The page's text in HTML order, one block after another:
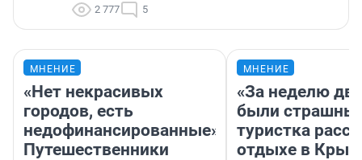
2 777 5
МНЕНИЕ
«Нет некрасивых
городов, есть
недофинансированные».
Путешественники
МНЕНИЕ
«За неделю
были
туристка
отдыхе в